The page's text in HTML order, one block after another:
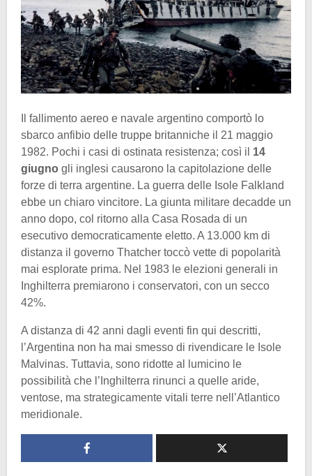
Il fallimento aereo e navale argentino comportò lo
sbarco anfibio delle truppe britanniche il 21 maggio
1982. Pochi i casi di ostinata resistenza; così il 14
giugno gli inglesi causarono la capitolazione delle
forze di terra argentine. La guerra delle Isole Falkland
ebbe un chiaro vincitore. La giunta militare decadde un
anno dopo, col ritorno alla Casa Rosada di un
esecutivo democraticamente eletto. A 13.000 km di
distanza il governo Thatcher toccò vette di popolarità
mai esplorate prima. Nel 1983 le elezioni generali in
Inghilterra premiarono i conservatori, con un secco
42%.
A distanza di 42 anni dagli eventi fin qui descritti,
l’Argentina non ha mai smesso di rivendicare le Isole
Malvinas. Tuttavia, sono ridotte al lumicino le
possibilità che l’Inghilterra rinunci a quelle aride,
ventose, ma strategicamente vitali terre nell’Atlantico
meridionale.